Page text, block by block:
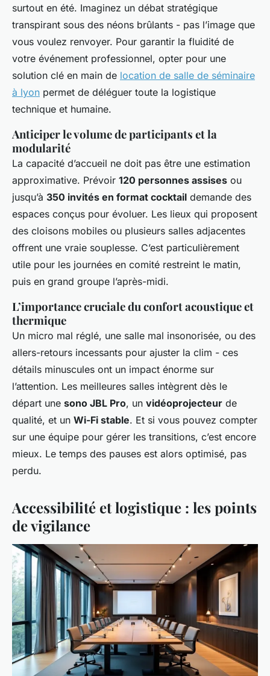
surtout en été. Imaginez un débat stratégique
transpirant sous des néons brûlants - pas l’image que
vous voulez renvoyer. Pour garantir la fluidité de
votre événement professionnel, opter pour une
solution clé en main de location de salle de séminaire
à lyon permet de déléguer toute la logistique
technique et humaine.
Anticiper le volume de participants et la
modularité
La capacité d’accueil ne doit pas être une estimation
approximative. Prévoir 120 personnes assises ou
jusqu’à 350 invités en format cocktail demande des
espaces conçus pour évoluer. Les lieux qui proposent
des cloisons mobiles ou plusieurs salles adjacentes
offrent une vraie souplesse. C’est particulièrement
utile pour les journées en comité restreint le matin,
puis en grand groupe l’après-midi.
L’importance cruciale du confort acoustique et
thermique
Un micro mal réglé, une salle mal insonorisée, ou des
allers-retours incessants pour ajuster la clim - ces
détails minuscules ont un impact énorme sur
l’attention. Les meilleures salles intègrent dès le
départ une sono JBL Pro, un vidéoprojecteur de
qualité, et un Wi-Fi stable. Et si vous pouvez compter
sur une équipe pour gérer les transitions, c’est encore
mieux. Le temps des pauses est alors optimisé, pas
perdu.
Accessibilité et logistique : les points
de vigilance